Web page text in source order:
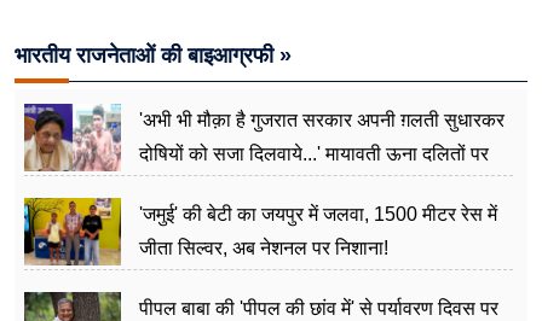
भारतीय राजनेताओं की बाइआग्रफी »
'अभी भी मौक़ा है गुजरात सरकार अपनी ग़लती सुधारकर
दोषियों को सजा दिलवाये...' मायावती ऊना दलितों पर
'जमुई' की बेटी का जयपुर में जलवा, 1500 मीटर रेस में
जीता सिल्वर, अब नेशनल पर निशाना!
पीपल बाबा की 'पीपल की छांव में' से पर्यावरण दिवस पर